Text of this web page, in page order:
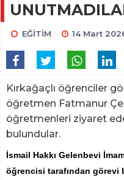
EĞİTİM 14 Mart
Kırkağaçlı öğrenciler
öğretmen Fatmanur
öğretmenleri ziyaret
bulundular.
İsmail Hakkı Gelenbevi
öğrencisi tarafından görevi